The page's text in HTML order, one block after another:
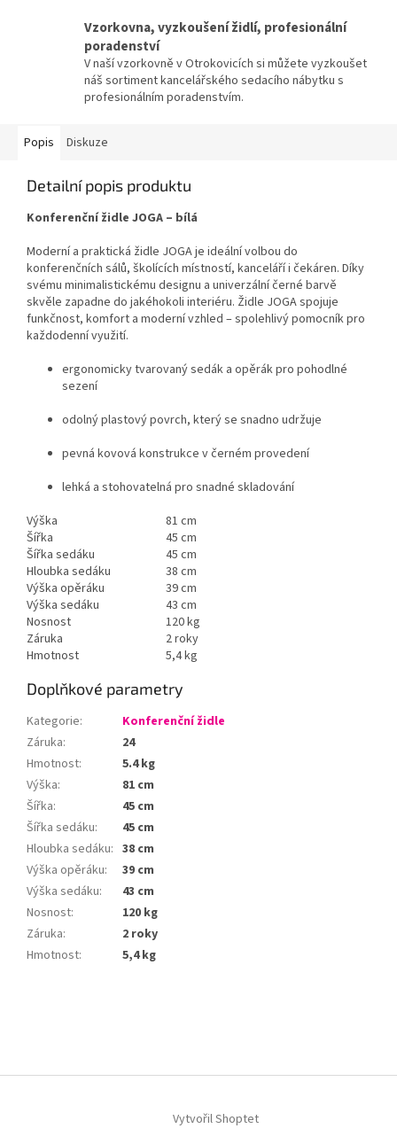
Vzorkovna, vyzkoušení židlí, profesionální
poradenství
V naší vzorkovně v Otrokovicích si můžete vyzkoušet
náš sortiment kancelářského sedacího nábytku s
profesionálním poradenstvím.
Popis Diskuze
Detailní popis produktu
Konferenční židle JOGA – bílá
Moderní a praktická židle JOGA je ideální volbou do
konferenčních sálů, školících místností, kanceláří i čekáren. Díky
svému minimalistickému designu a univerzální černé barvě
skvěle zapadne do jakéhokoli interiéru. Židle JOGA spojuje
funkčnost, komfort a moderní vzhled – spolehlivý pomocník pro
každodenní využití.
ergonomicky tvarovaný sedák a opěrák pro pohodlné
sezení
odolný plastový povrch, který se snadno udržuje
pevná kovová konstrukce v černém provedení
lehká a stohovatelná pro snadné skladování
Výška
81 cm
Šířka
45 cm
Šířka sedáku
45 cm
Hloubka sedáku
38 cm
Výška opěráku
39 cm
Výška sedáku
43 cm
Nosnost
120 kg
Záruka
2 roky
Hmotnost
5,4 kg
Doplňkové parametry
Kategorie:
Konferenční židle
Záruka:
24
Hmotnost:
5.4 kg
Výška:
81 cm
Šířka:
45 cm
Šířka sedáku:
45 cm
Hloubka sedáku: 38 cm
Výška opěráku:
39 cm
Výška sedáku:
43 cm
Nosnost:
120 kg
Záruka:
2 roky
Hmotnost: 5,4 kg
Vytvořil Shoptet